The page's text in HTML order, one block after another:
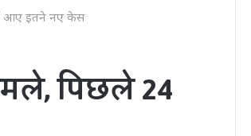
में आए इतने नए केस
पिछले 24